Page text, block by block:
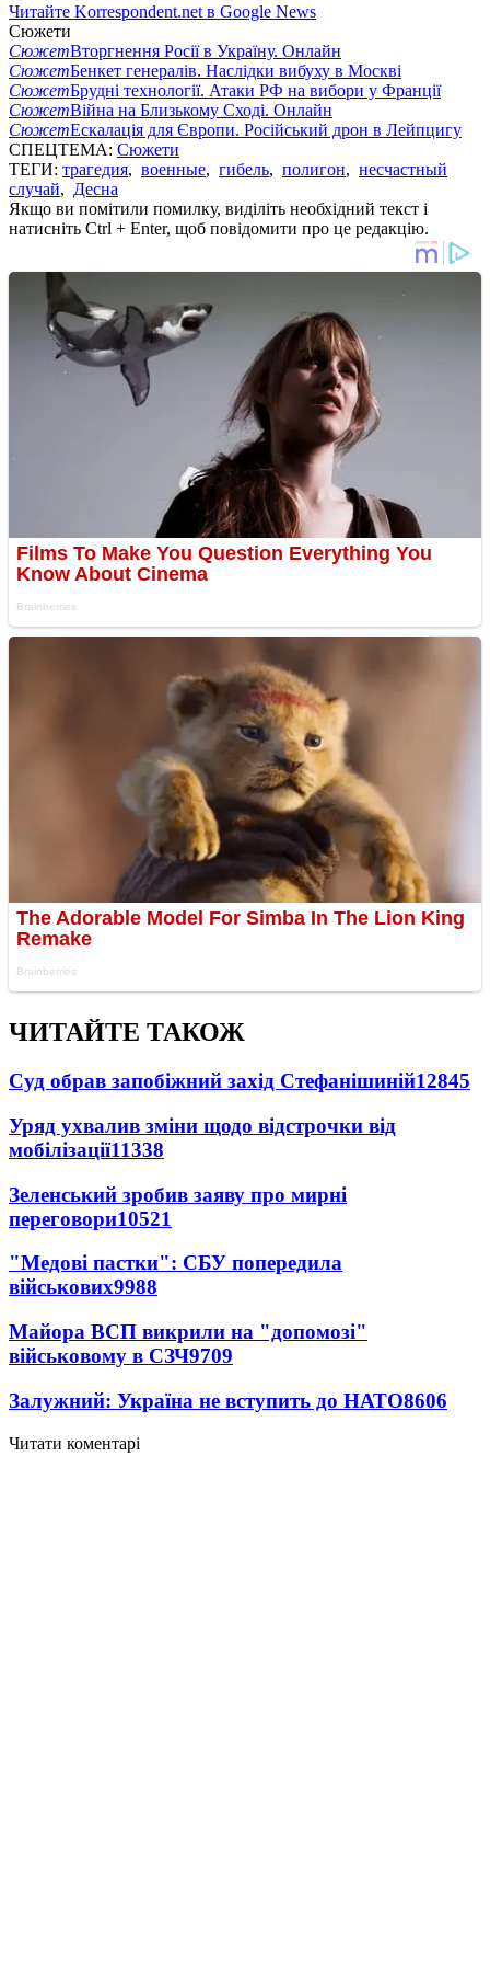
Читайте Korrespondent.net в Google News
Сюжети
СюжетВторгнення Росії в Україну. Онлайн
СюжетБенкет генералів. Наслідки вибуху в Москві
СюжетБрудні технології. Атаки РФ на вибори у Франції
СюжетВійна на Близькому Сході. Онлайн
СюжетЕскалація для Європи. Російський дрон в Лейпцигу
СПЕЦТЕМА: Сюжети
ТЕГИ: трагедия, военные, гибель, полигон, несчастный
случай, Десна
Якщо ви помітили помилку, виділіть необхідний текст і
натисніть Ctrl + Enter, щоб повідомити про це редакцію.
ЧИТАЙТЕ ТАКОЖ
Суд обрав запобіжний захід Стефанішиній12845
Уряд ухвалив зміни щодо відстрочки від
мобілізації11338
Зеленський зробив заяву про мирні
переговори10521
"Медові пастки": СБУ попередила
військових9988
Майора ВСП викрили на "допомозі"
військовому в СЗЧ9709
Залужний: Україна не вступить до НАТО8606
Читати коментарі